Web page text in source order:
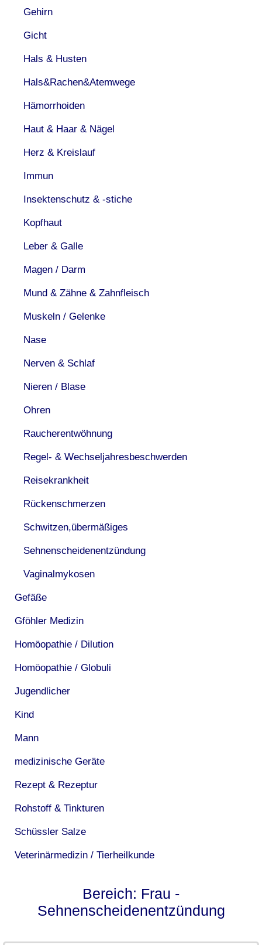
Gehirn
Gicht
Hals & Husten
Hals&Rachen&Atemwege
Hämorrhoiden
Haut & Haar & Nägel
Herz & Kreislauf
Immun
Insektenschutz & -stiche
Kopfhaut
Leber & Galle
Magen / Darm
Mund & Zähne & Zahnfleisch
Muskeln / Gelenke
Nase
Nerven & Schlaf
Nieren / Blase
Ohren
Raucherentwöhnung
Regel- & Wechseljahresbeschwerden
Reisekrankheit
Rückenschmerzen
Schwitzen,übermäßiges
Sehnenscheidenentzündung
Vaginalmykosen
Gefäße
Gföhler Medizin
Homöopathie / Dilution
Homöopathie / Globuli
Jugendlicher
Kind
Mann
medizinische Geräte
Rezept & Rezeptur
Rohstoff & Tinkturen
Schüssler Salze
Veterinärmedizin / Tierheilkunde
Bereich: Frau -
Sehnenscheidenentzündung